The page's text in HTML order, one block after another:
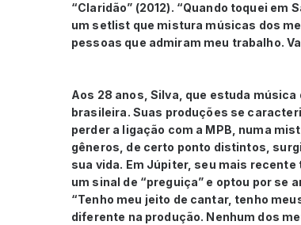
“Claridão” (2012). “Quando toquei em
um setlist que mistura músicas dos
pessoas que admiram meu trabalho.
Aos 28 anos, Silva, que estuda
brasileira. Suas produções se
perder a ligação com a MPB, numa
gêneros, de certo ponto distintos,
sua vida. Em Júpiter, seu mais
um sinal de “preguiça” e optou por se
“Tenho meu jeito de cantar, tenho
diferente na produção. Nenhum dos